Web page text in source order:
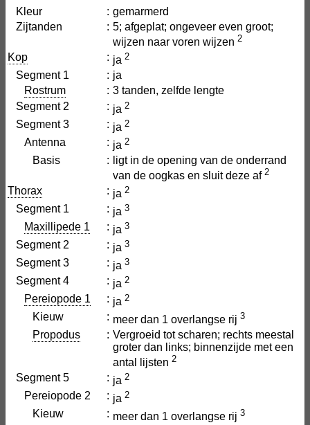
Kleur
: gemarmerd
Zijtanden
: 5; afgeplat; ongeveer even groot;
wijzen naar voren wijzen 2
Kop : ja 2
Segment 1 : ja
Rostrum
: 3 tanden, zelfde lengte
Segment 2
: ja 2
Segment 3 : ja 2
Antenna : ja 2
Basis :
ligt in de opening van de onderrand
van de oogkas en sluit deze af 2
Thorax : ja 2
Segment 1 : ja 3
Maxillipede 1 : ja 3
Segment 2 : ja 3
Segment 3 : ja 3
Segment 4 : ja 2
Pereiopode 1 : ja 2
Kieuw : meer dan 1 overlangse rij 3
Propodus : Vergroeid tot scharen; rechts meestal
groter dan links; binnenzijde met een
antal lijsten 2
Segment 5 : ja 2
Pereiopode 2 : ja 2
Kieuw : meer dan 1 overlangse rij 3